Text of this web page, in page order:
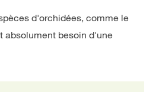
d'orchidées, comme le
absolument besoin d'une